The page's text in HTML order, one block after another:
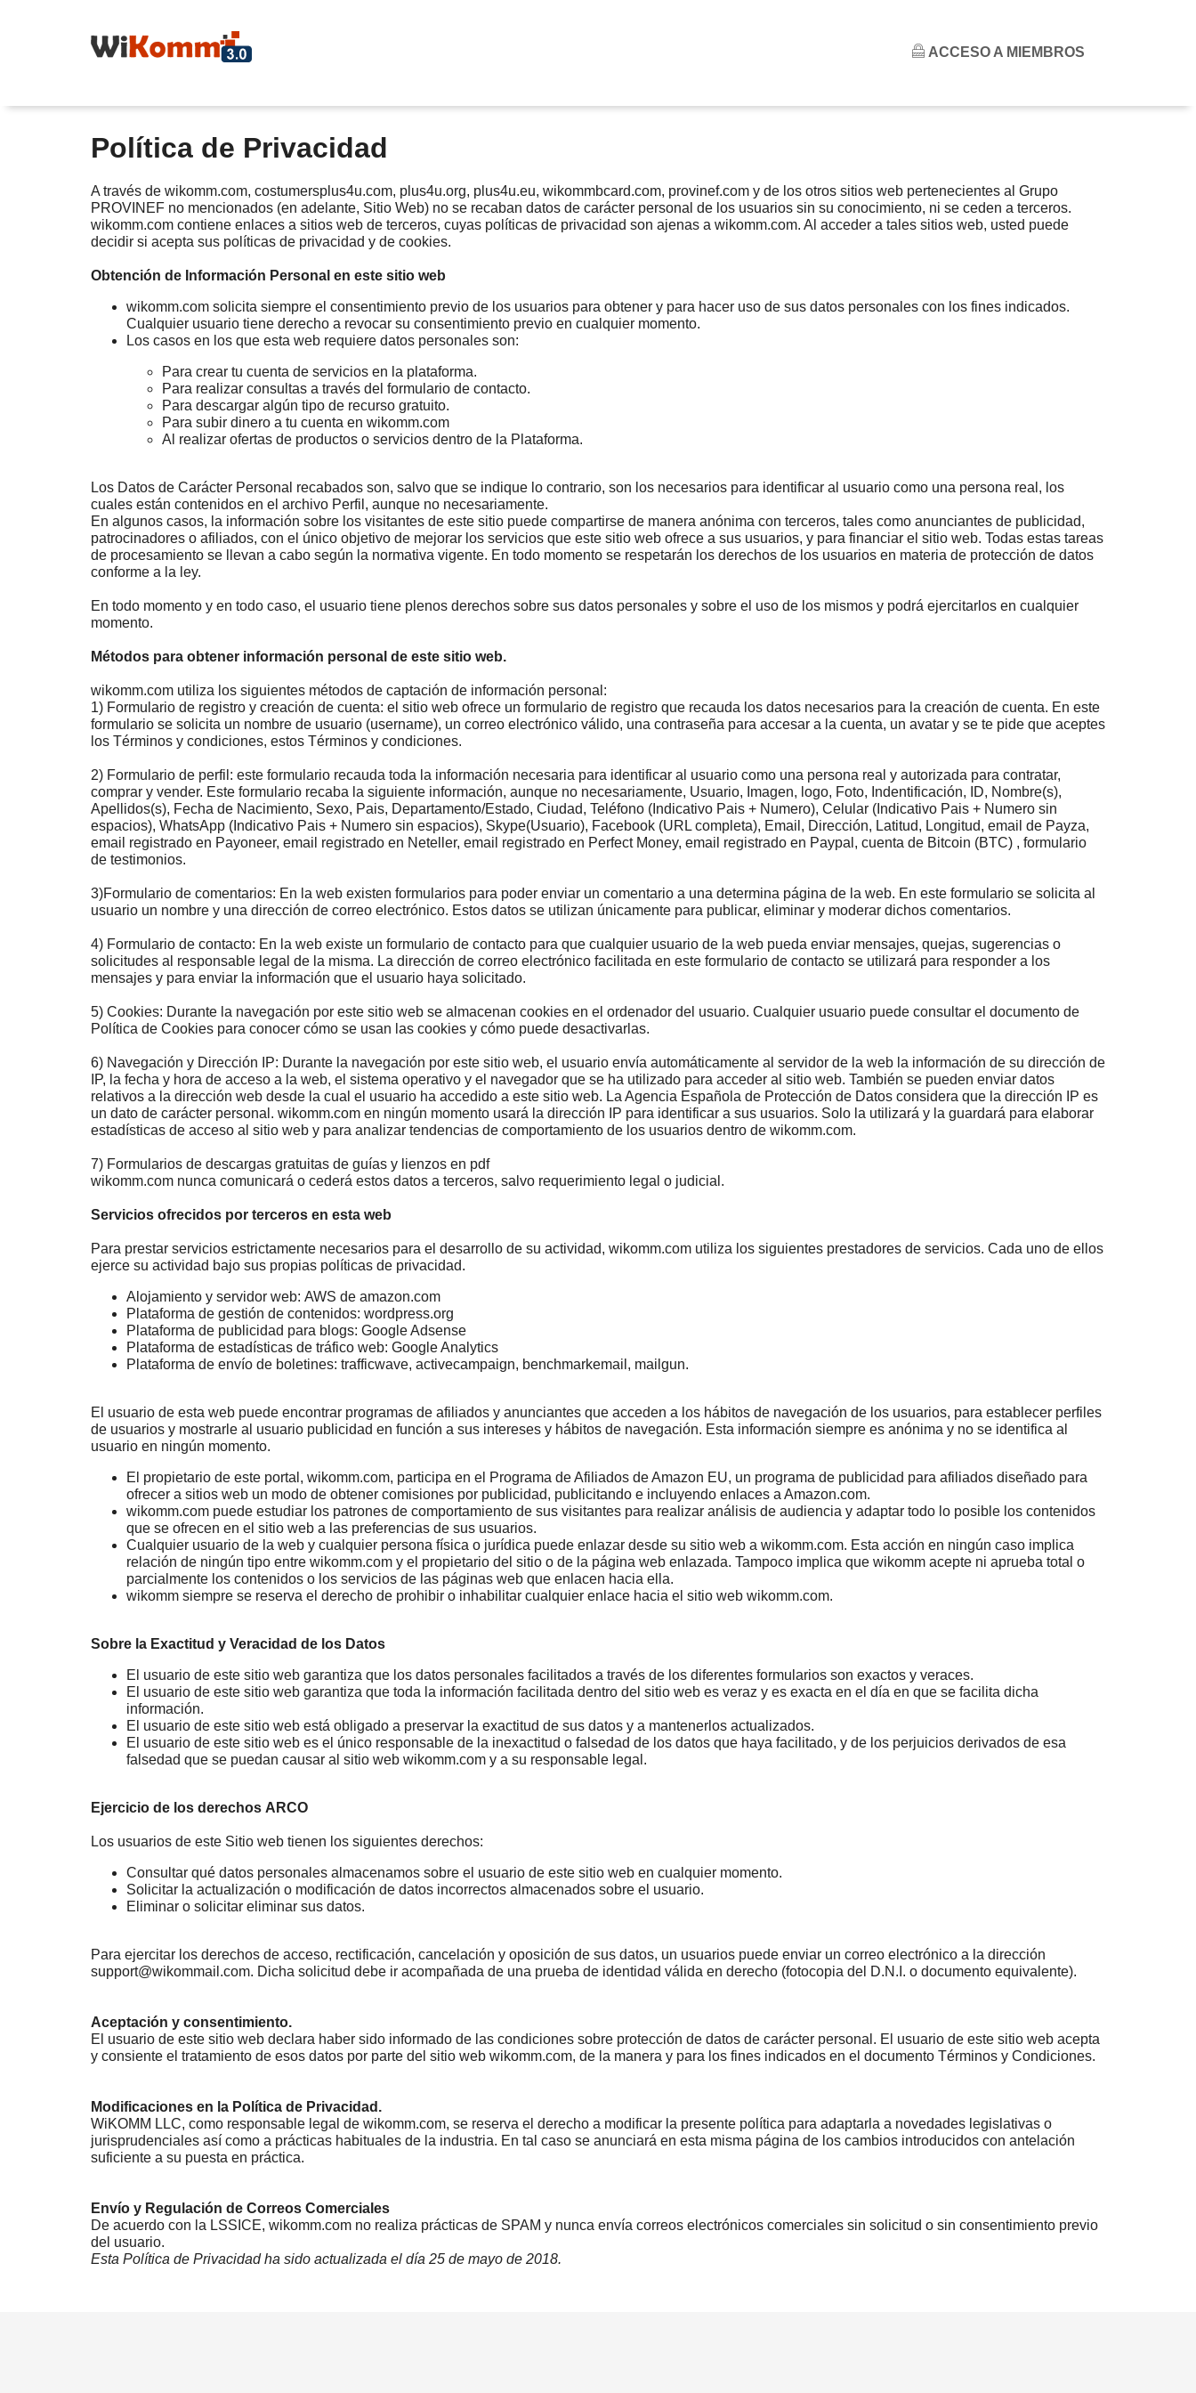
ACCESO A MIEMBROS
Política de Privacidad
A través de wikomm.com, costumersplus4u.com, plus4u.org, plus4u.eu, wikommbcard.com, provinef.com y de los otros sitios web pertenecientes al Grupo
PROVINEF no mencionados (en adelante, Sitio Web) no se recaban datos de carácter personal de los usuarios sin su conocimiento, ni se ceden a terceros.
wikomm.com contiene enlaces a sitios web de terceros, cuyas políticas de privacidad son ajenas a wikomm.com. Al acceder a tales sitios web, usted puede
decidir si acepta sus políticas de privacidad y de cookies.
Obtención de Información Personal en este sitio web
wikomm.com solicita siempre el consentimiento previo de los usuarios para obtener y para hacer uso de sus datos personales con los fines indicados.
Cualquier usuario tiene derecho a revocar su consentimiento previo en cualquier momento.
Los casos en los que esta web requiere datos personales son:
Para crear tu cuenta de servicios en la plataforma.
Para realizar consultas a través del formulario de contacto.
Para descargar algún tipo de recurso gratuito.
Para subir dinero a tu cuenta en wikomm.com
Al realizar ofertas de productos o servicios dentro de la Plataforma.
Los Datos de Carácter Personal recabados son, salvo que se indique lo contrario, son los necesarios para identificar al usuario como una persona real, los
cuales están contenidos en el archivo Perfil, aunque no necesariamente.
En algunos casos, la información sobre los visitantes de este sitio puede compartirse de manera anónima con terceros, tales como anunciantes de publicidad,
patrocinadores o afiliados, con el único objetivo de mejorar los servicios que este sitio web ofrece a sus usuarios, y para financiar el sitio web. Todas estas tareas
de procesamiento se llevan a cabo según la normativa vigente. En todo momento se respetarán los derechos de los usuarios en materia de protección de datos
conforme a la ley.
En todo momento y en todo caso, el usuario tiene plenos derechos sobre sus datos personales y sobre el uso de los mismos y podrá ejercitarlos en cualquier
momento.
Métodos para obtener información personal de este sitio web.
wikomm.com utiliza los siguientes métodos de captación de información personal:
1) Formulario de registro y creación de cuenta: el sitio web ofrece un formulario de registro que recauda los datos necesarios para la creación de cuenta. En este
formulario se solicita un nombre de usuario (username), un correo electrónico válido, una contraseña para accesar a la cuenta, un avatar y se te pide que aceptes
los Términos y condiciones, estos Términos y condiciones.
2) Formulario de perfil: este formulario recauda toda la información necesaria para identificar al usuario como una persona real y autorizada para contratar,
comprar y vender. Este formulario recaba la siguiente información, aunque no necesariamente, Usuario, Imagen, logo, Foto, Indentificación, ID, Nombre(s),
Apellidos(s), Fecha de Nacimiento, Sexo, Pais, Departamento/Estado, Ciudad, Teléfono (Indicativo Pais + Numero), Celular (Indicativo Pais + Numero sin
espacios), WhatsApp (Indicativo Pais + Numero sin espacios), Skype(Usuario), Facebook (URL completa), Email, Dirección, Latitud, Longitud, email de Payza,
email registrado en Payoneer, email registrado en Neteller, email registrado en Perfect Money, email registrado en Paypal, cuenta de Bitcoin (BTC) , formulario
de testimonios.
3)Formulario de comentarios: En la web existen formularios para poder enviar un comentario a una determina página de la web. En este formulario se solicita al
usuario un nombre y una dirección de correo electrónico. Estos datos se utilizan únicamente para publicar, eliminar y moderar dichos comentarios.
4) Formulario de contacto: En la web existe un formulario de contacto para que cualquier usuario de la web pueda enviar mensajes, quejas, sugerencias o
solicitudes al responsable legal de la misma. La dirección de correo electrónico facilitada en este formulario de contacto se utilizará para responder a los
mensajes y para enviar la información que el usuario haya solicitado.
5) Cookies: Durante la navegación por este sitio web se almacenan cookies en el ordenador del usuario. Cualquier usuario puede consultar el documento de
Política de Cookies para conocer cómo se usan las cookies y cómo puede desactivarlas.
6) Navegación y Dirección IP: Durante la navegación por este sitio web, el usuario envía automáticamente al servidor de la web la información de su dirección de
IP, la fecha y hora de acceso a la web, el sistema operativo y el navegador que se ha utilizado para acceder al sitio web. También se pueden enviar datos
relativos a la dirección web desde la cual el usuario ha accedido a este sitio web. La Agencia Española de Protección de Datos considera que la dirección IP es
un dato de carácter personal. wikomm.com en ningún momento usará la dirección IP para identificar a sus usuarios. Solo la utilizará y la guardará para elaborar
estadísticas de acceso al sitio web y para analizar tendencias de comportamiento de los usuarios dentro de wikomm.com.
7) Formularios de descargas gratuitas de guías y lienzos en pdf
wikomm.com nunca comunicará o cederá estos datos a terceros, salvo requerimiento legal o judicial.
Servicios ofrecidos por terceros en esta web
Para prestar servicios estrictamente necesarios para el desarrollo de su actividad, wikomm.com utiliza los siguientes prestadores de servicios. Cada uno de ellos
ejerce su actividad bajo sus propias políticas de privacidad.
Alojamiento y servidor web: AWS de amazon.com
Plataforma de gestión de contenidos: wordpress.org
Plataforma de publicidad para blogs: Google Adsense
Plataforma de estadísticas de tráfico web: Google Analytics
Plataforma de envío de boletines: trafficwave, activecampaign, benchmarkemail, mailgun.
El usuario de esta web puede encontrar programas de afiliados y anunciantes que acceden a los hábitos de navegación de los usuarios, para establecer perfiles
de usuarios y mostrarle al usuario publicidad en función a sus intereses y hábitos de navegación. Esta información siempre es anónima y no se identifica al
usuario en ningún momento.
El propietario de este portal, wikomm.com, participa en el Programa de Afiliados de Amazon EU, un programa de publicidad para afiliados diseñado para
ofrecer a sitios web un modo de obtener comisiones por publicidad, publicitando e incluyendo enlaces a Amazon.com.
wikomm.com puede estudiar los patrones de comportamiento de sus visitantes para realizar análisis de audiencia y adaptar todo lo posible los contenidos
que se ofrecen en el sitio web a las preferencias de sus usuarios.
Cualquier usuario de la web y cualquier persona física o jurídica puede enlazar desde su sitio web a wikomm.com. Esta acción en ningún caso implica
relación de ningún tipo entre wikomm.com y el propietario del sitio o de la página web enlazada. Tampoco implica que wikomm acepte ni aprueba total o
parcialmente los contenidos o los servicios de las páginas web que enlacen hacia ella.
wikomm siempre se reserva el derecho de prohibir o inhabilitar cualquier enlace hacia el sitio web wikomm.com.
Sobre la Exactitud y Veracidad de los Datos
El usuario de este sitio web garantiza que los datos personales facilitados a través de los diferentes formularios son exactos y veraces.
El usuario de este sitio web garantiza que toda la información facilitada dentro del sitio web es veraz y es exacta en el día en que se facilita dicha
información.
El usuario de este sitio web está obligado a preservar la exactitud de sus datos y a mantenerlos actualizados.
El usuario de este sitio web es el único responsable de la inexactitud o falsedad de los datos que haya facilitado, y de los perjuicios derivados de esa
falsedad que se puedan causar al sitio web wikomm.com y a su responsable legal.
Ejercicio de los derechos ARCO
Los usuarios de este Sitio web tienen los siguientes derechos:
Consultar qué datos personales almacenamos sobre el usuario de este sitio web en cualquier momento.
Solicitar la actualización o modificación de datos incorrectos almacenados sobre el usuario.
Eliminar o solicitar eliminar sus datos.
Para ejercitar los derechos de acceso, rectificación, cancelación y oposición de sus datos, un usuarios puede enviar un correo electrónico a la dirección
support@wikommail.com. Dicha solicitud debe ir acompañada de una prueba de identidad válida en derecho (fotocopia del D.N.I. o documento equivalente).
Aceptación y consentimiento.
El usuario de este sitio web declara haber sido informado de las condiciones sobre protección de datos de carácter personal. El usuario de este sitio web acepta
y consiente el tratamiento de esos datos por parte del sitio web wikomm.com, de la manera y para los fines indicados en el documento Términos y Condiciones.
Modificaciones en la Política de Privacidad.
WiKOMM LLC, como responsable legal de wikomm.com, se reserva el derecho a modificar la presente política para adaptarla a novedades legislativas o
jurisprudenciales así como a prácticas habituales de la industria. En tal caso se anunciará en esta misma página de los cambios introducidos con antelación
suficiente a su puesta en práctica.
Envío y Regulación de Correos Comerciales
De acuerdo con la LSSICE, wikomm.com no realiza prácticas de SPAM y nunca envía correos electrónicos comerciales sin solicitud o sin consentimiento previo
del usuario.
Esta Política de Privacidad ha sido actualizada el día 25 de mayo de 2018.